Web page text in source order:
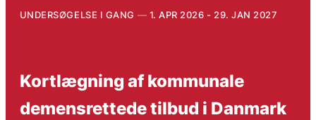
UNDERSØGELSE I GANG 1. APR 2026 - 29. JAN 2027
Kortlægning af kommunale
demensrettede tilbud i Danmark